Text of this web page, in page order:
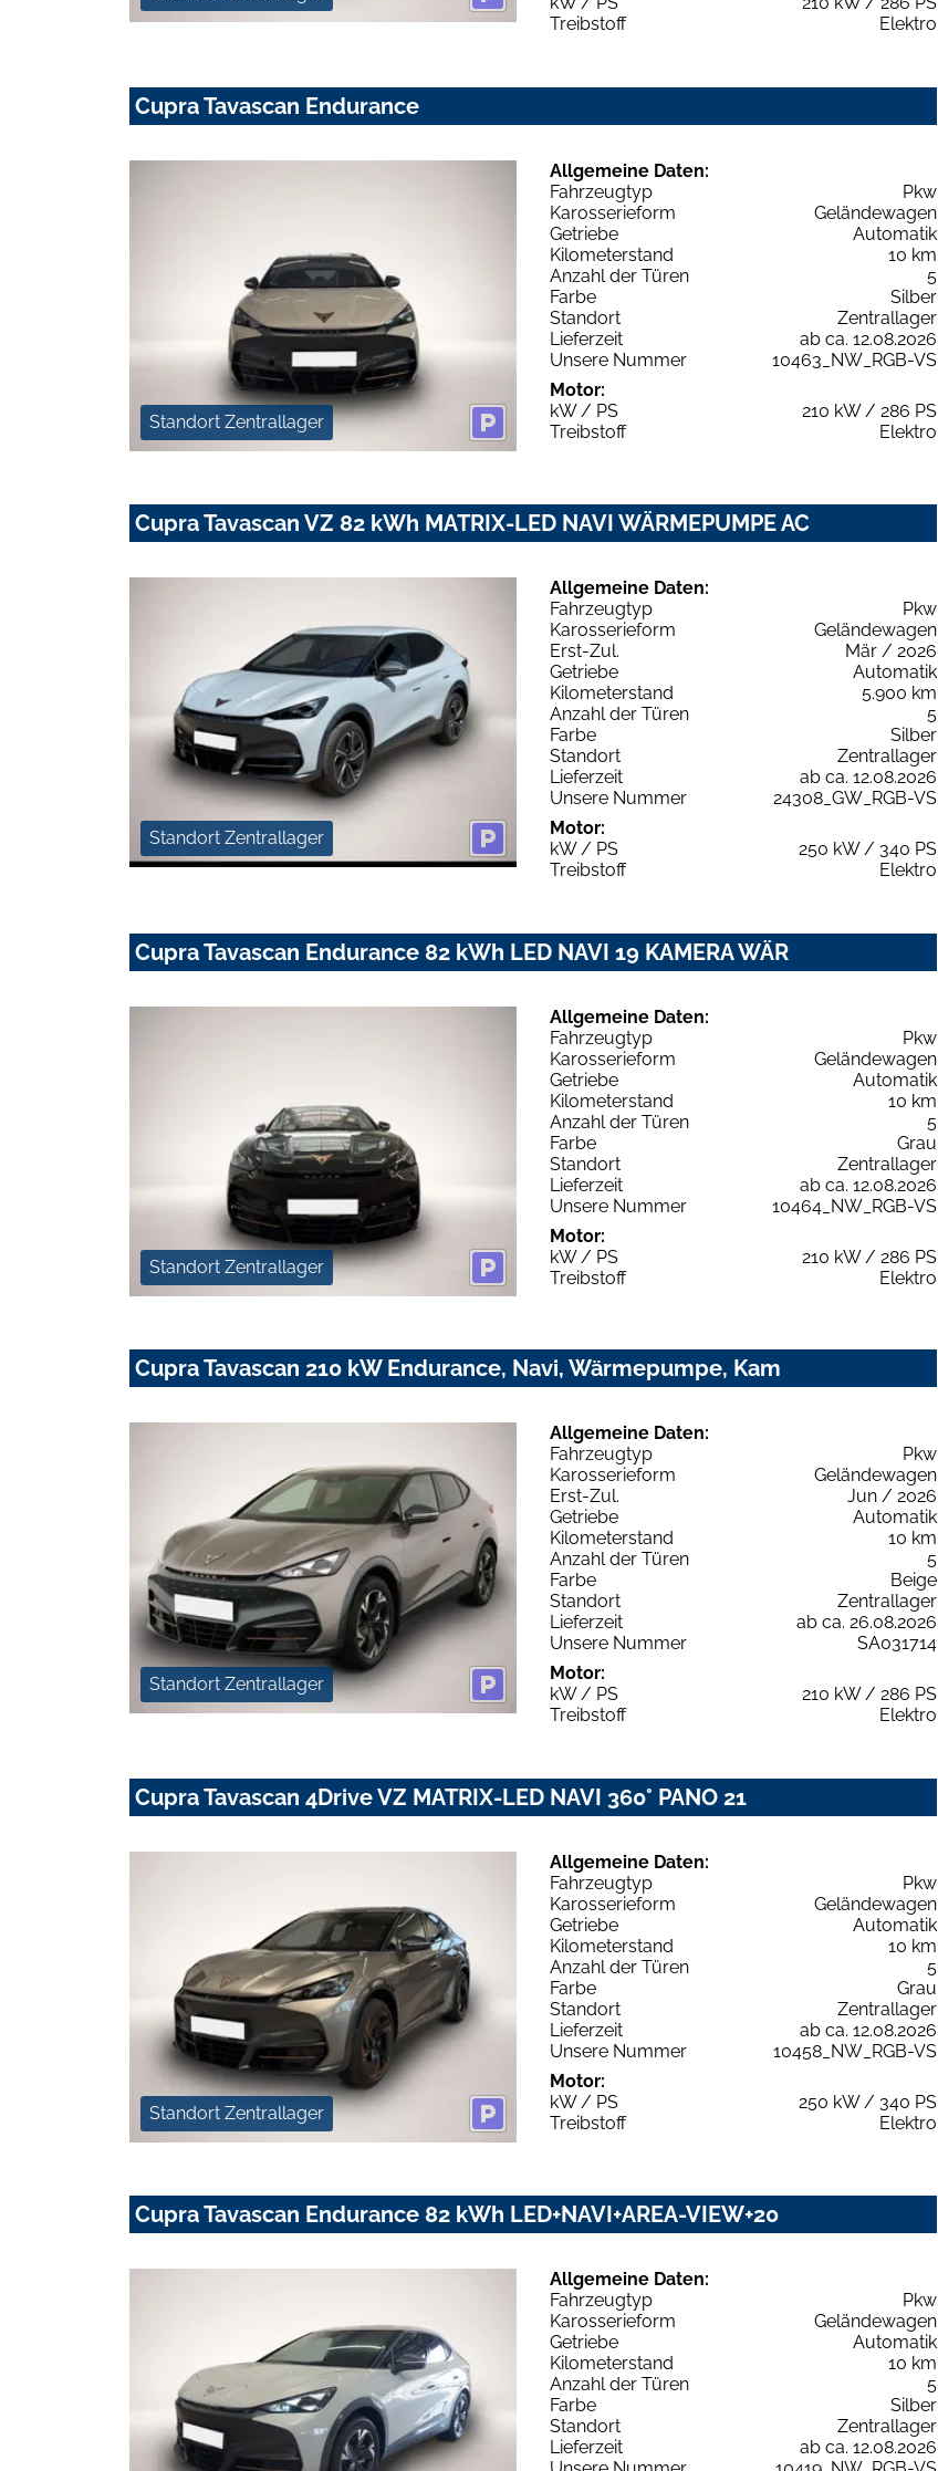
Treibstoff
Elektro
Cupra Tavascan Endurance
Standort Zentrallager
Allgemeine Daten:
Fahrzeugtyp
Pkw
Karosserieform
Geländewagen
Getriebe
Automatik
Kilometerstand
10 km
Anzahl der Türen
5
Farbe
Silber
Standort
Zentrallager
Lieferzeit
ab ca. 12.08.2026
Unsere Nummer
10463_NW_RGB-VS
Motor:
kW / PS
210 kW / 286 PS
Treibstoff
Elektro
Cupra Tavascan VZ 82 kWh MATRIX-LED NAVI WÄRMEPUMPE AC
Standort Zentrallager
Allgemeine Daten:
Fahrzeugtyp
Pkw
Karosserieform
Geländewagen
Erst-Zul.
Mär / 2026
Getriebe
Automatik
Kilometerstand
5.900 km
Anzahl der Türen
5
Farbe
Silber
Standort
Zentrallager
Lieferzeit
ab ca. 12.08.2026
Unsere Nummer
24308_GW_RGB-VS
Motor:
kW / PS
250 kW / 340 PS
Treibstoff
Elektro
Cupra Tavascan Endurance 82 kWh LED NAVI 19 KAMERA WÄR
Standort Zentrallager
Allgemeine Daten:
Fahrzeugtyp
Pkw
Karosserieform
Geländewagen
Getriebe
Automatik
Kilometerstand
10 km
Anzahl der Türen
5
Farbe
Grau
Standort
Zentrallager
Lieferzeit
ab ca. 12.08.2026
Unsere Nummer
10464_NW_RGB-VS
Motor:
kW / PS
210 kW / 286 PS
Treibstoff
Elektro
Cupra Tavascan 210 kW Endurance, Navi, Wärmepumpe, Kam
Standort Zentrallager
Allgemeine Daten:
Fahrzeugtyp
Pkw
Karosserieform
Geländewagen
Erst-Zul.
Jun / 2026
Getriebe
Automatik
Kilometerstand
10 km
Anzahl der Türen
5
Farbe
Beige
Standort
Zentrallager
Lieferzeit
ab ca. 26.08.2026
Unsere Nummer
SA031714
Motor:
kW / PS
210 kW / 286 PS
Treibstoff
Elektro
Cupra Tavascan 4Drive VZ MATRIX-LED NAVI 360° PANO 21
Standort Zentrallager
Allgemeine Daten:
Fahrzeugtyp
Pkw
Karosserieform
Geländewagen
Getriebe
Automatik
Kilometerstand
10 km
Anzahl der Türen
5
Farbe
Grau
Standort
Zentrallager
Lieferzeit
ab ca. 12.08.2026
Unsere Nummer
10458_NW_RGB-VS
Motor:
kW / PS
250 kW / 340 PS
Treibstoff
Elektro
Cupra Tavascan Endurance 82 kWh LED+NAVI+AREA-VIEW+20
Allgemeine Daten:
Fahrzeugtyp
Pkw
Karosserieform
Geländewagen
Getriebe
Automatik
Kilometerstand
10 km
Anzahl der Türen
5
Farbe
Silber
Standort
Zentrallager
Lieferzeit
ab ca. 12.08.2026